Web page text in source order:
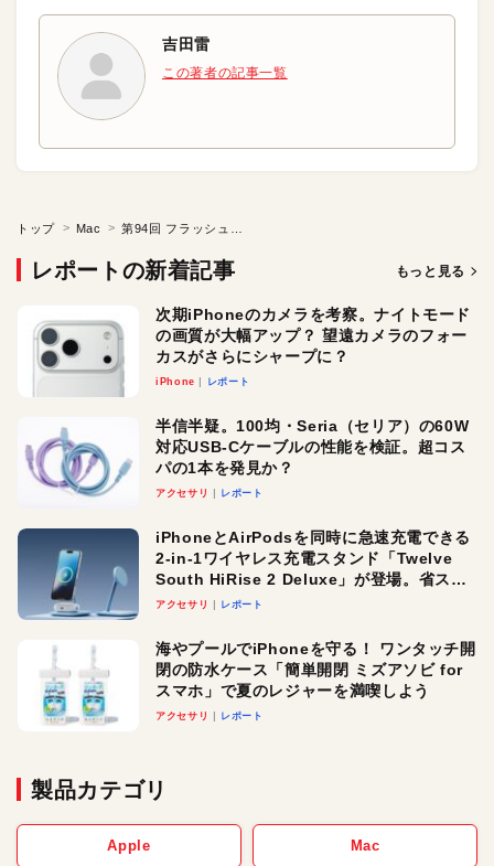
吉田雷
この著者の記事一覧
トップ Mac
レポートの新着記事 もっと見る
次期iPhoneのカメラを考察。ナイトモード
の画質が大幅アップ？ 望遠カメラのフォー
カスがさらにシャープに？
iPhone レポート
半信半疑。100均・Seria（セリア）の60W
対応USB-Cケーブルの性能を検証。超コス
パの1本を発見か？
アクセサリ レポート
iPhoneとAirPodsを同時に急速充電できる
2-in-1ワイヤレス充電スタンド「Twelve
South HiRise 2 Deluxe」が登場。省スペ
ースでおしゃれに充電したい人にオスス
アクセサリ レポート
海やプールでiPhoneを守る！ ワンタッチ開
閉の防水ケース「簡単開閉 ミズアソビ for
スマホ」で夏のレジャーを満喫しよう
アクセサリ レポート
製品カテゴリ
Apple Mac